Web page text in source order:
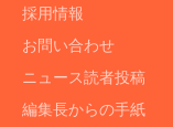
採用情報
お問い合わせ
ニュース読者投稿
編集長からの手紙